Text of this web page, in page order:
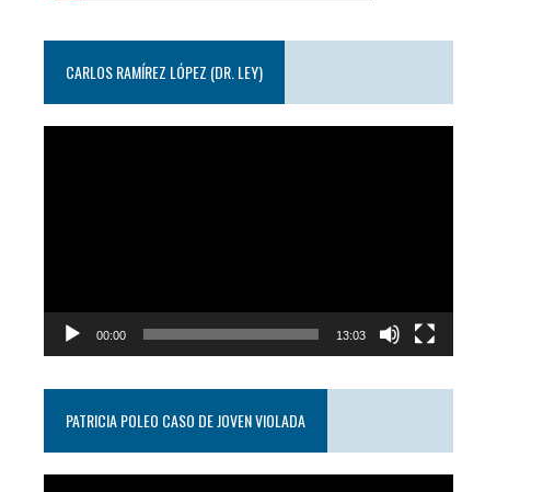
CARLOS RAMÍREZ LÓPEZ (DR. LEY)
00:00 13:03
PATRICIA POLEO CASO DE JOVEN VIOLADA